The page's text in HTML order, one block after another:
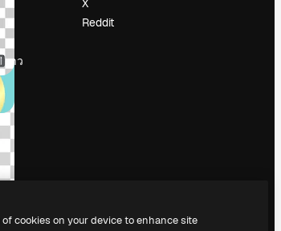
า
ข่าว
า
X
Reddit
cookies on your device to enhance site